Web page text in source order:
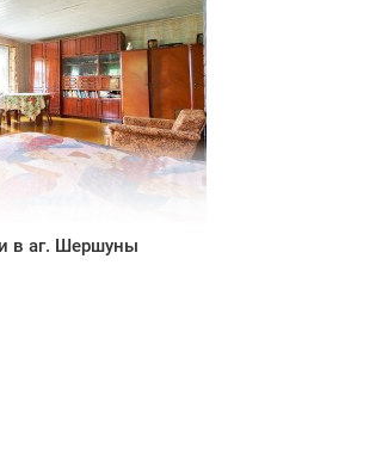
в аг. Шершуны